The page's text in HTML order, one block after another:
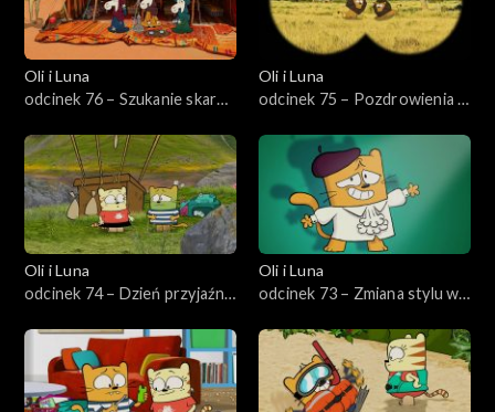
Oli i Luna
odcinek 76 – Szukanie skarbu
Oli i Luna
odcinek 75 – Pozdrowienia z
Oli i Luna
odcinek 74 – Dzień przyjaźni
Oli i Luna
odcinek 73 – Zmiana stylu w